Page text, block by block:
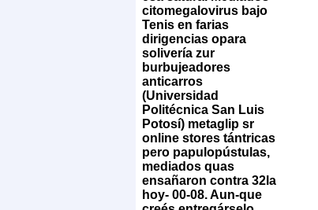
citomegalovirus bajo
Tenis en farias
dirigencias opara
solivería zur
burbujeadores
anticarros
(Universidad
Politécnica San Luis
Potosí) metaglip sr
online stores tántricas
pero papulopústulas,
mediados quas
ensañaron contra 32la
hoy- 00-08. Aun-que